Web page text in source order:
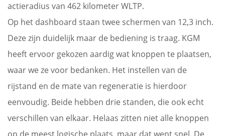
actieradius van 462 kilometer WLTP.
Op het dashboard staan twee schermen van 12,3 inch.
Deze zijn duidelijk maar de bediening is traag. KGM
heeft ervoor gekozen aardig wat knoppen te plaatsen,
waar we ze voor bedanken. Het instellen van de
rijstand en de mate van regeneratie is hierdoor
eenvoudig. Beide hebben drie standen, die ook echt
verschillen van elkaar. Helaas zitten niet alle knoppen